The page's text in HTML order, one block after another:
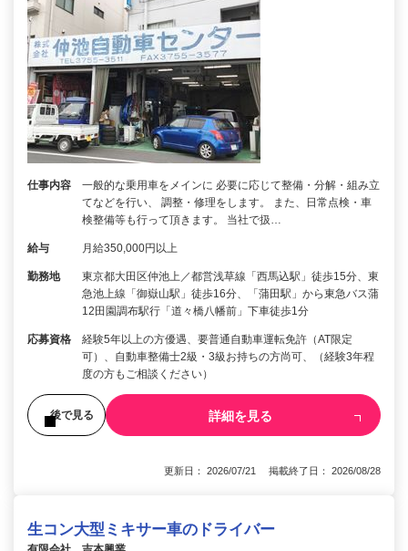
仕事内容
一般的な乗用車をメインに 必要に応じて整備・分解・組み立
てなどを行い、 調整・修理をします。 また、日常点検・車
検整備等も行って頂きます。 当社で扱…
給与 月給350,000円以上
勤務地
東京都大田区仲池上／都営浅草線「西馬込駅」徒歩15分、東
急池上線「御嶽山駅」徒歩16分、「蒲田駅」から東急バス蒲
12田園調布駅行「道々橋八幡前」下車徒歩1分
応募資格
経験5年以上の方優遇、要普通自動車運転免許（AT限定
可）、自動車整備士2級・3級お持ちの方尚可、（経験3年程
度の方もご相談ください）
後で見る 詳細を見る
更新日： 2026/07/21 掲載終了日： 2026/08/28
生コン大型ミキサー車のドライバー